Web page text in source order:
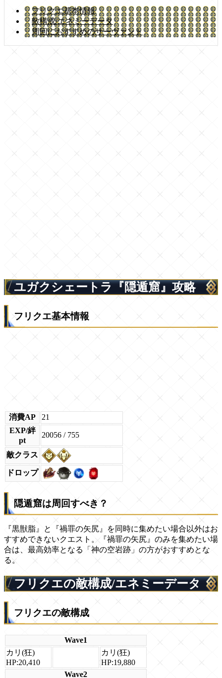
フリクエ基本情報
敵構成/エネミーデータ
周回におすすめのサーヴァント
ユガクシェートラ『隠遁窟』攻略
フリクエ基本情報
消費AP
21
EXP/絆
pt
20056 / 755
敵クラス
ドロップ
隠遁窟は周回すべき？
『黒獣脂』と『禍罪の矢尻』を同時に集めたい場合以外はお
すすめできないクエスト。『禍罪の矢尻』のみを集めたい場
合は、最高効率となる「神の空岩跡」の方がおすすめとな
る。
フリクエの敵構成/エネミーデータ
フリクエの敵構成
Wave1
カリ(狂)
HP:20,410
カリ(狂)
HP:19,880
Wave2